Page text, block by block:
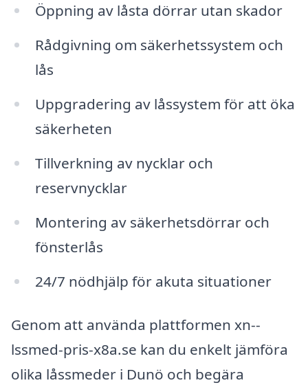
Öppning av låsta dörrar utan skador
Rådgivning om säkerhetssystem och
lås
Uppgradering av låssystem för att öka
säkerheten
Tillverkning av nycklar och
reservnycklar
Montering av säkerhetsdörrar och
fönsterlås
24/7 nödhjälp för akuta situationer
Genom att använda plattformen xn--
lssmed-pris-x8a.se kan du enkelt jämföra
olika låssmeder i Dunö och begära